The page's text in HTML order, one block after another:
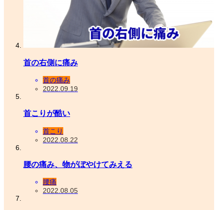
首の右側に痛み
首の痛み
2022.09.19
首こりが酷い
首こり
2022.08.22
腰の痛み、物がぼやけてみえる
腰痛
2022.08.05